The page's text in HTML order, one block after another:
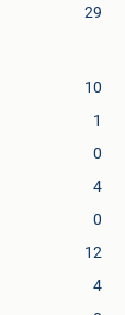
29
10
1
0
4
0
12
4